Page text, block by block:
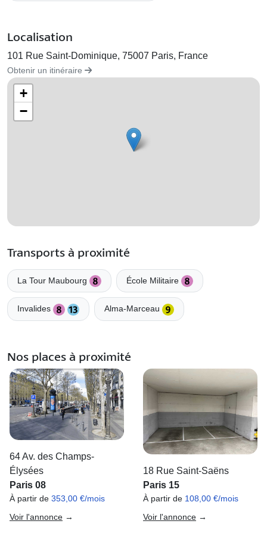
Localisation
101 Rue Saint-Dominique, 75007 Paris, France
Obtenir un itinéraire
+
−
Transports à proximité
La Tour Maubourg École Militaire
Invalides Alma-Marceau
Nos places à proximité
64 Av. des Champs-
Élysées
Paris 08
À partir de 353,00 €/mois
Voir l'annonce →
18 Rue Saint-Saëns
Paris 15
À partir de 108,00 €/mois
Voir l'annonce →